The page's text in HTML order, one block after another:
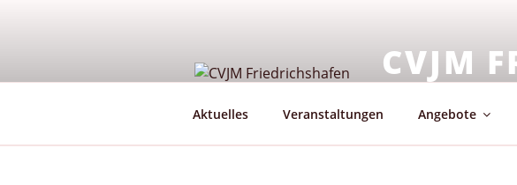
CVJM
Aktuelles Veranstaltungen Angebote